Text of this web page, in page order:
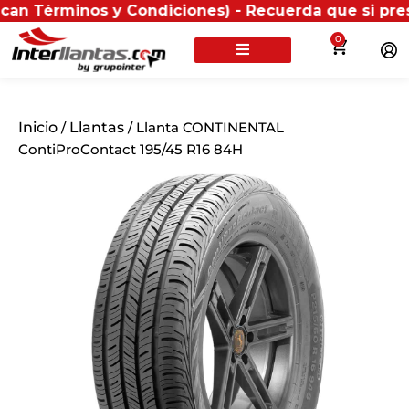
y Condiciones) - Recuerda que si presentas
0
Inicio / Llantas / Llanta CONTINENTAL
ContiProContact 195/45 R16 84H